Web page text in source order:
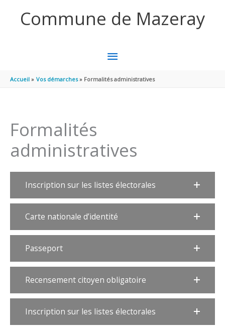
Commune de Mazeray
MENU
PRINCIPAL
Accueil Vos démarches Formalités administratives
Formalités
administratives
Inscription sur les listes électorales
Carte nationale d’identité
Passeport
Recensement citoyen obligatoire
Inscription sur les listes électorales